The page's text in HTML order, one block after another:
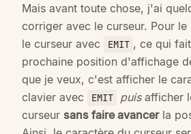
Mais avant toute chose, j'ai
corriger avec le curseur. Pour
le curseur avec
EMIT , ce qui
prochaine position d'affichage
que je veux, c'est afficher le
clavier avec
EMIT puisafficher
curseur sans faire avancerla